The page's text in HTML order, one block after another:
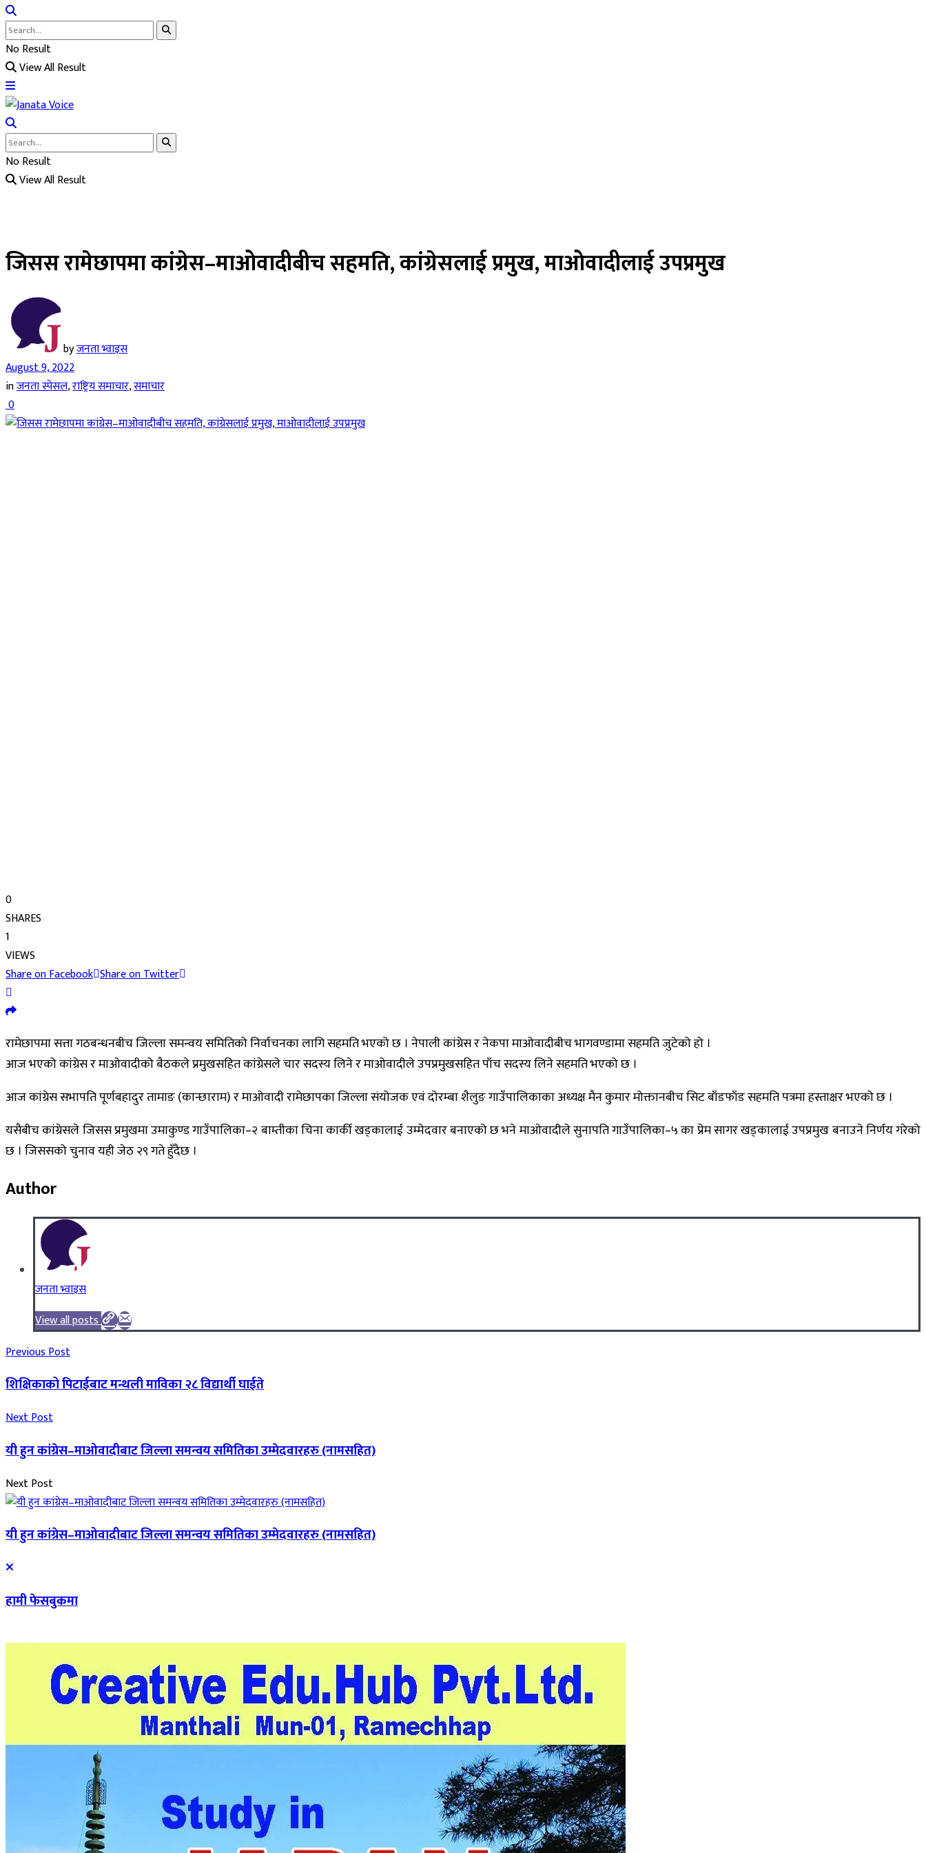
No Result
View All Result
No Result
View All Result
जिसस रामेछापमा कांग्रेस–माओवादीबीच सहमति, कांग्रेसलाई प्रमुख, माओवादीलाई उपप्रमुख
byजनता भ्वाइस
August 9, 2022
inजनता स्पेसल,राष्ट्रिय समाचार,समाचार
0
0
SHARES
1
VIEWS
Share on Facebook Share on Twitter
रामेछापमा सत्ता गठबन्धनबीच जिल्ला समन्वय समितिको निर्वाचनका लागि सहमति भएको छ । नेपाली कांग्रेस र नेकपा माओवादीबीच भागवण्डामा सहमति जुटेको हो ।
आज भएको कांग्रेस र माओवादीको बैठकले प्रमुखसहित कांग्रेसले चार सदस्य लिने र माओवादीले उपप्रमुखसहित पाँच सदस्य लिने सहमति भएको छ ।
आज कांग्रेस सभापति पूर्णबहादुर तामाङ (कान्छाराम) र माओवादी रामेछापका जिल्ला संयोजक एवं दोरम्बा शैलुङ गाउँपालिकाका अध्यक्ष मैन कुमार मोक्तानबीच सिट बाँडफाँड सहमति पत्रमा हस्ताक्षर भएको छ ।
यसैबीच कांग्रेसले जिसस प्रमुखमा उमाकुण्ड गाउँपालिका–२ बाम्तीका चिना कार्की खड्कालाई उम्मेदवार बनाएको छ भने माओवादीले सुनापति गाउँपालिका–५ का प्रेम सागर खड्कालाई उपप्रमुख बनाउने निर्णय गरेको
छ । जिससको चुनाव यही जेठ २९ गते हुँदैछ ।
Author
जनता भ्वाइस
View all posts
Previous Post
शिक्षिकाको पिटाईबाट मन्थली माविका २८ विद्यार्थी घाईते
Next Post
यी हुन कांग्रेस–माओवादीबाट जिल्ला समन्वय समितिका उम्मेदवारहरु (नामसहित)
Next Post
यी हुन कांग्रेस–माओवादीबाट जिल्ला समन्वय समितिका उम्मेदवारहरु (नामसहित)
हामी फेसबुकमा